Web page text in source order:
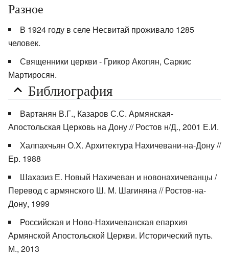
Разное
В 1924 году в селе Несвитай проживало 1285
человек.
Священники церкви - Грикор Акопян, Саркис
Мартиросян.
Библиография
Вартанян В.Г., Казаров С.С. Армянская-
Апостольская Церковь на Дону // Ростов н/Д., 2001 Е.И.
Халпахчьян О.X. Архитектура Нахичевани-на-Дону //
Ер. 1988
Шахазиз Е. Новый Нахичеван и новонахичеванцы /
Перевод с армянского Ш. М. Шагиняна // Ростов-на-
Дону, 1999
Российская и Ново-Нахичеванская епархия
Армянской Апостольской Церкви. Исторический путь.
М., 2013